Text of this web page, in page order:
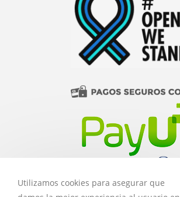
Utilizamos cookies para asegurar que